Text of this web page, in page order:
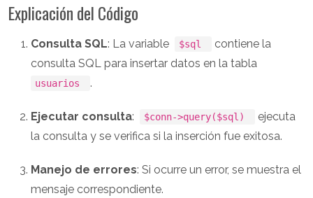
Explicación del Código
Consulta SQL: La variable $sql
contiene la
consulta SQL para insertar datos en la tabla
usuarios .
Ejecutar consulta: $conn->query($sql)
ejecuta
la consulta y se verifica si la inserción fue exitosa.
Manejo de errores: Si ocurre un error, se muestra el
mensaje correspondiente.